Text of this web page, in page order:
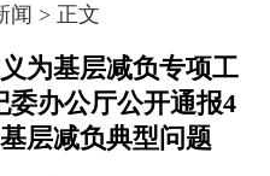
闻 > 正文
为基层减负专项工
办公厅公开通报4
层减负典型问题